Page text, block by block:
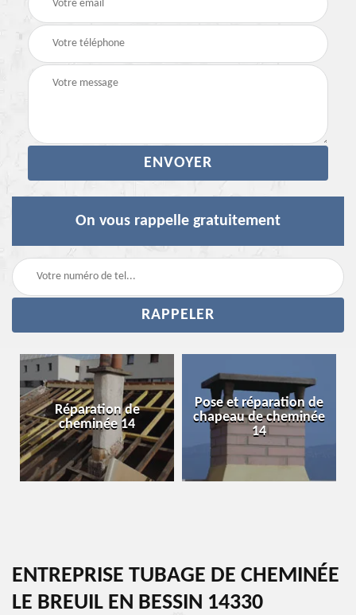
On vous rappelle gratuitement
Réparation de
cheminée 14
Pose et réparation de
chapeau de cheminée
14
ENTREPRISE TUBAGE DE CHEMINÉE
LE BREUIL EN BESSIN 14330